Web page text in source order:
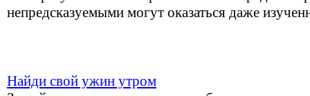
непредсказуемыми могут оказаться даже
Найди свой ужин утром